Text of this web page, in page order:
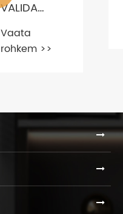
VALIDA
KAASAEGSELE
KONTORIMÖÖBLILE
Vaata
rohkem >>